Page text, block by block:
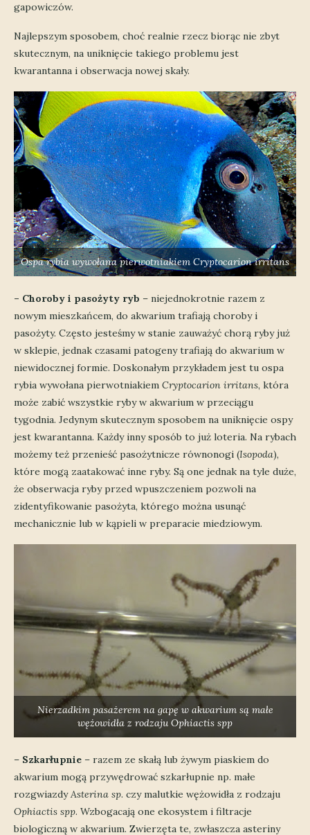
gapowiczów.
Najlepszym sposobem, choć realnie rzecz biorąc nie zbyt
skutecznym, na uniknięcie takiego problemu jest
kwarantanna i obserwacja nowej skały.
Ospa rybia wywołana pierwotniakiemCryptocarion irritans
– Choroby i pasożyty ryb – niejednokrotnie razem z
nowym mieszkańcem, do akwarium trafiają choroby i
pasożyty. Często jesteśmy w stanie zauważyć chorą ryby już
w sklepie, jednak czasami patogeny trafiają do akwarium w
niewidocznej formie. Doskonałym przykładem jest tu ospa
rybia wywołana pierwotniakiem Cryptocarion irritans, która
może zabić wszystkie ryby w akwarium w przeciągu
tygodnia. Jedynym skutecznym sposobem na uniknięcie ospy
jest kwarantanna. Każdy inny sposób to już loteria. Na rybach
możemy też przenieść pasożytnicze równonogi (Isopoda),
które mogą zaatakować inne ryby. Są one jednak na tyle duże,
że obserwacja ryby przed wpuszczeniem pozwoli na
zidentyfikowanie pasożyta, którego można usunąć
mechanicznie lub w kąpieli w preparacie miedziowym.
Nierzadkim pasażerem na gapę w akwarium są małe
wężowidła z rodzaju Ophiactis spp
– Szkarłupnie – razem ze skałą lub żywym piaskiem do
akwarium mogą przywędrować szkarłupnie np. małe
rozgwiazdyAsterina sp. czy malutkie wężowidła z rodzaju
Ophiactis spp. Wzbogacają one ekosystem i filtracje
biologiczną w akwarium. Zwierzęta te, zwłaszcza asteriny